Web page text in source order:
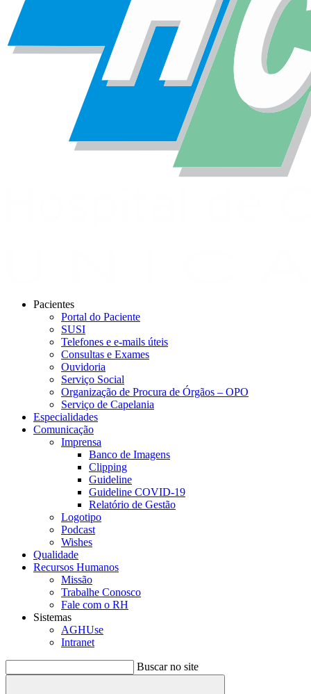
Pacientes
Portal do Paciente
SUSI
Telefones e e-mails úteis
Consultas e Exames
Ouvidoria
Serviço Social
Organização de Procura de Órgãos – OPO
Serviço de Capelania
Especialidades
Comunicação
Imprensa
Banco de Imagens
Clipping
Guideline
Guideline COVID-19
Relatório de Gestão
Logotipo
Podcast
Wishes
Qualidade
Recursos Humanos
Missão
Trabalhe Conosco
Fale com o RH
Sistemas
AGHUse
Intranet
Buscar no site